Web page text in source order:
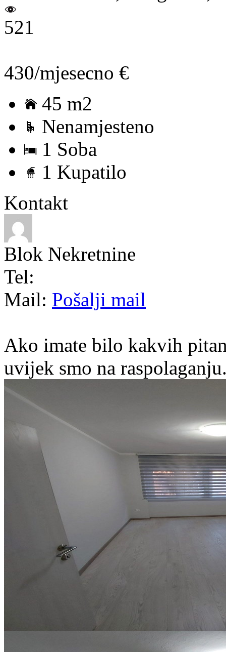
521
430/mjesecno €
45 m2
Nenamjesteno
1 Soba
1 Kupatilo
Kontakt
Blok Nekretnine
Tel:
Mail: Pošalji mail
Ako imate bilo kakvih
uvijek smo na